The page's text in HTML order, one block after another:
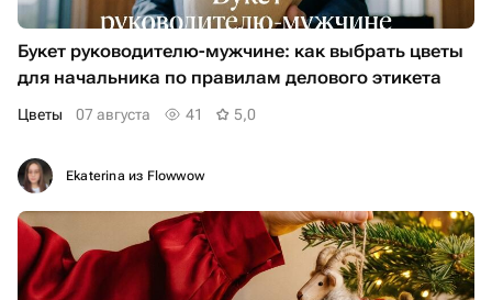
Букет руководителю-мужчине: как выбрать цветы
для начальника по правилам делового этикета
Цветы 07 августа 41 5,0
Ekaterina из Flowwow